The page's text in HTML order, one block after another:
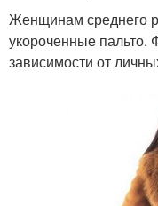
Женщинам среднего
укороченные
зависимости от